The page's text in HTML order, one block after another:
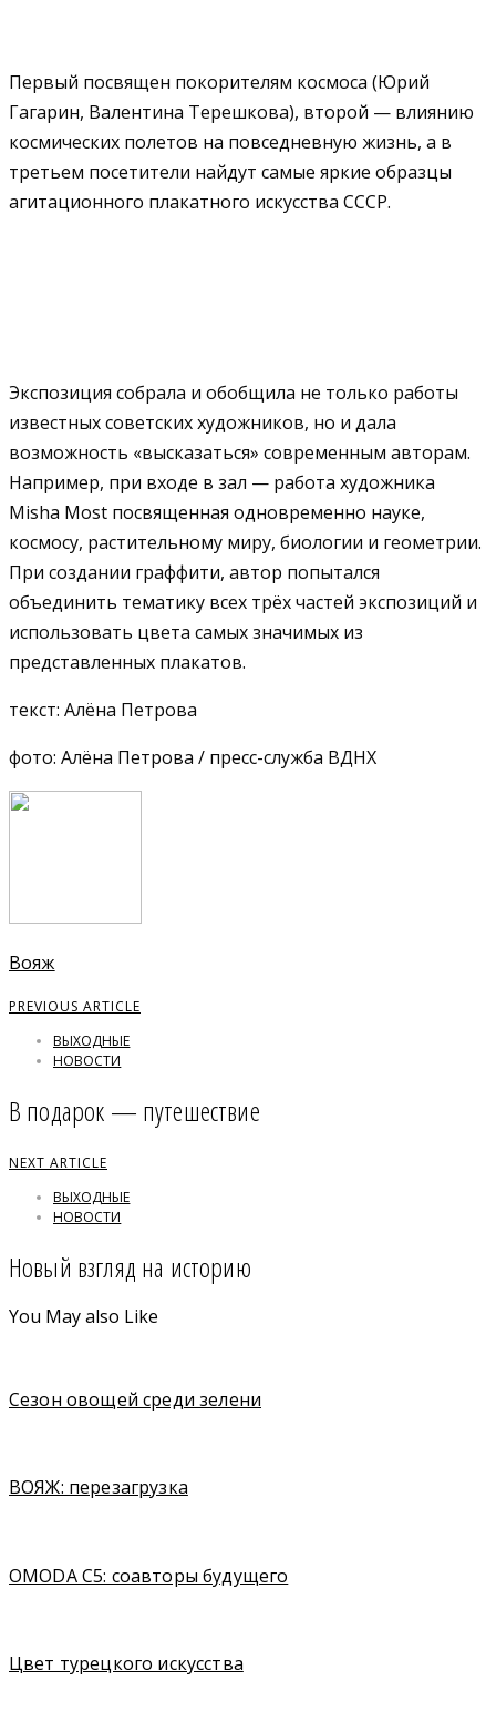
Первый посвящен покорителям космоса (Юрий
Гагарин, Валентина Терешкова), второй — влиянию
космических полетов на повседневную жизнь, а в
третьем посетители найдут самые яркие образцы
агитационного плакатного искусства СССР.
Экспозиция собрала и обобщила не только работы
известных советских художников, но и дала
возможность «высказаться» современным авторам.
Например, при входе в зал — работа художника
Misha Most посвященная одновременно науке,
космосу, растительному миру, биологии и геометрии.
При создании граффити, автор попытался
объединить тематику всех трёх частей экспозиций и
использовать цвета самых значимых из
представленных плакатов.
текст: Алёна Петрова
фото: Алёна Петрова / пресс-служба ВДНХ
Вояж
PREVIOUS ARTICLE
ВЫХОДНЫЕ
НОВОСТИ
В подарок — путешествие
NEXT ARTICLE
ВЫХОДНЫЕ
НОВОСТИ
Новый взгляд на историю
You May also Like
Сезон овощей среди зелени
ВОЯЖ: перезагрузка
OMODA C5: соавторы будущего
Цвет турецкого искусства